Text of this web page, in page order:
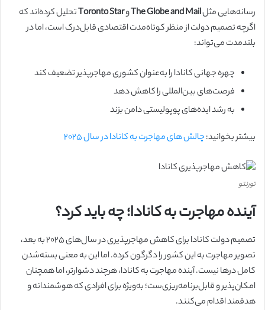
رسانه‌هایی مثلThe Globe and MailوToronto Starتحلیل کرده‌اند که
اگرچه تصمیم دولت از منظر کوتاه‌مدت اقتصادی قابل‌درک است، اما در
بلندمدت می‌تواند:
چهره جهانی کانادا را به‌عنوان کشوری مهاجرپذیر تضعیف کند
فرصت‌های بین‌المللی را کاهش دهد
به رشد ایده‌های پوپولیستی دامن بزند
بیشتر بخوانید:چالش های مهاجرت به کانادا در سال ۲۰۲۵
تورنتو
آینده مهاجرت به کانادا؛ چه باید کرد؟
تصمیم دولت کانادا برای کاهش مهاجرپذیری در سال‌های ۲۰۲۵ به بعد،
تصویر مهاجرت به این کشور را دگرگون کرده. اما این به معنی بسته‌شدن
کامل درها نیست. آینده مهاجرت به کانادا، هرچند دشوارتر، اما همچنان
امکان‌پذیر و قابل‌برنامه‌ریزی‌ست؛ به‌ویژه برای افرادی که هوشمندانه و
هدفمند اقدام می‌کنند.